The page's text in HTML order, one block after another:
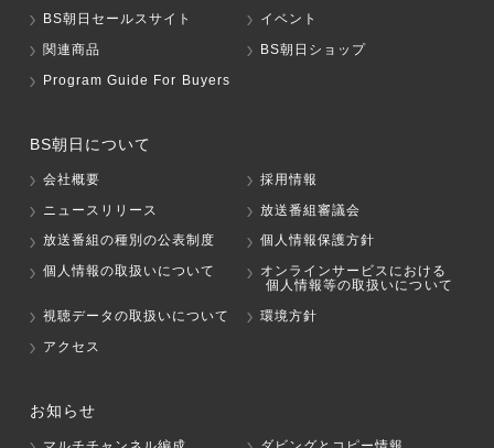
BS朝日セールスサイト
イベント
関連商品
BS朝日ショップ
Program Guide For Buyers
BS朝日について
会社概要
採用情報
ニュースリリース
放送番組審議会
放送番組の種別の公表制度
個人情報保護方針
個人情報の取扱いについて
オンラインサービスにおける
個人情報等の取扱いについて
視聴データの取扱いについて
環境方針
アクセス
お知らせ